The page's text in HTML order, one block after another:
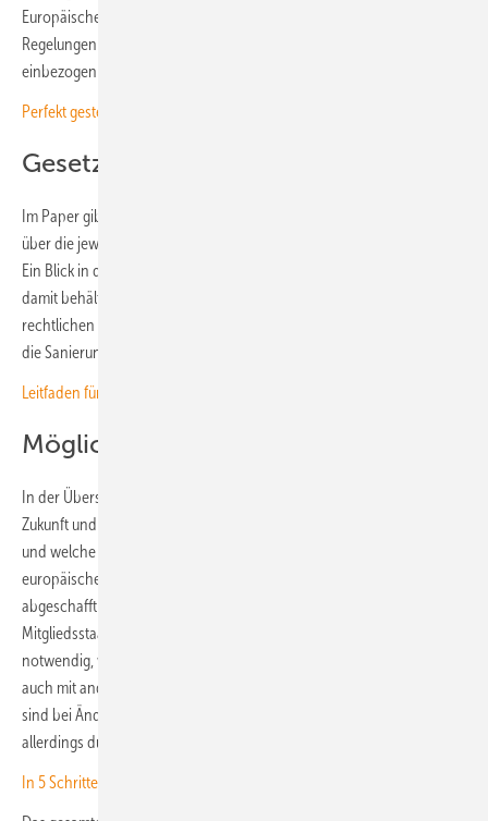
Europäische Klimaschutzgesetz, die Gebäuderichtlinie EPBD, die
Regelungen zum Emissionshandelssystem, in das auch Gebäude mit
einbezogen sind.
Perfekt gesteuert
Gesetzestext trotzdem lesen
Im Paper gibt Martin Gehbald zunächst eine sehr kurze Übersicht
über die jeweilige Regelung, ohne dabei zu sehr ins Detail zu gehen.
Ein Blick in den Gesetzestext erspart die Übersicht also nicht. Doch
damit behält der Immobilieneigentümer den Überblick, welche
rechtlichen Regelungen er einhalten muss. So kann er beispielsweise
die Sanierung besser planen.
Leitfaden für PV auf Logistikgebäuden im Bestand ist erschienen
Mögliche Änderungen
In der Übersicht wagt Martin Gehbald aber auch einen Blick in die
Zukunft und zeigt, welche Änderungen noch bevorstehen können
und welche nicht. So geht er beispielsweise nicht davon aus, dass die
europäische Gebäuderichtlinie verändert, abgeschwächt oder sogar
abgeschafft wird. Denn dafür ist die Zustimmung aller 27
Mitgliedsstaaten der EU und zusätzlich der EU-Kommission
notwendig, was sehr unwahrscheinlich ist. Ähnlich verhält es sich
auch mit anderen europäischen Regelungen. Auf nationaler Ebene
sind bei Änderungen der Zusammensetzung des Bundestages
allerdings durchaus schnelle Änderungen möglich.
In 5 Schritten zu weniger CO2 im Immobilienbestand